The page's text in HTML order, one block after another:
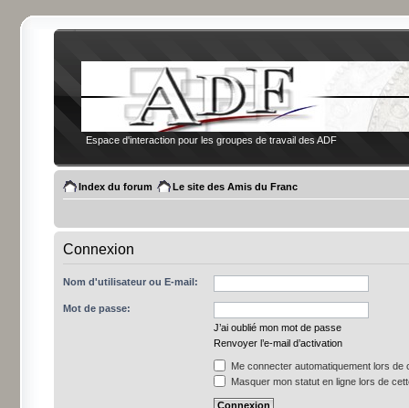
Espace d'interaction pour les groupes de travail des ADF
Index du forum Le site des Amis du Franc
Connexion
Nom d'utilisateur ou E-mail:
Mot de passe:
J’ai oublié mon mot de passe
Renvoyer l’e-mail d’activation
Me connecter automatiquement lors de
Masquer mon statut en ligne lors de